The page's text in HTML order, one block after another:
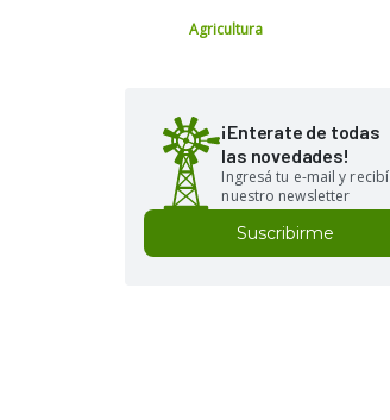
Agricultura
¡Enterate de todas
las novedades!
Ingresá tu e-mail y recibí
nuestro newsletter
Suscribirme